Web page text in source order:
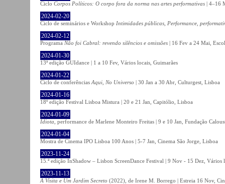
Ciclo Corpos Políticos: O corpo fora da norma nas artes performativas | 4–16
2024-02-20
Ciclo de seminários e Workshop Intimidades públicas, Performance,
2024-02-12
Programa Não foi Cabral: revendo silêncios e omissões | 16 Fev a 24 Mai,
2024-01-30
13ª edição GUIdance | 1 a 10 Fev, Vários locais, Guimarães
2024-01-22
Ciclo de conferências Aqui, No Universo | 30 Jan a 30 Abr, Culturgest, Lisboa
2024-01-16
18º edição Festival Lisboa Mistura | 20 e 21 Jan, Capitólio, Lisboa
2024-01-09
Idiota , performance de Marlene Monteiro Freitas | 9 e 10 Jan, Fundação
2024-01-04
Mostra de Cinema IPO Lisboa 100 Anos | 5-7 Jan, Cinema São Jorge, Lisboa
2023-11-24
15.ª edição InShadow – Lisbon ScreenDance Festival | 9 Nov - 15 Dez, Vários
2023-11-13
A Visita e Um Jardim Secreto (2022), de Irene M. Borrego | Estreia 16 Nov,